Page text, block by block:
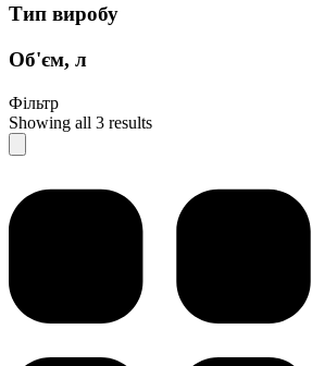
Тип виробу
Об'єм, л
Фільтр
Showing all 3 results